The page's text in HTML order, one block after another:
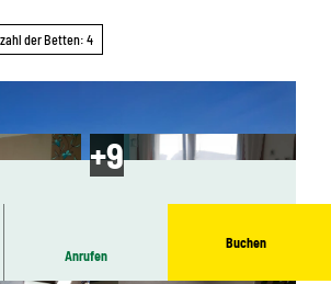
der Betten: 4
Anrufen
Buchen